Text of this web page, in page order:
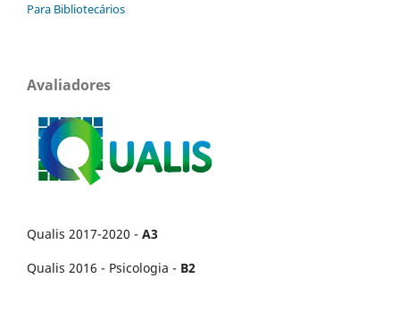
Para Bibliotecários
Avaliadores
Qualis 2017-2020 - A3
Qualis 2016 - Psicologia - B2